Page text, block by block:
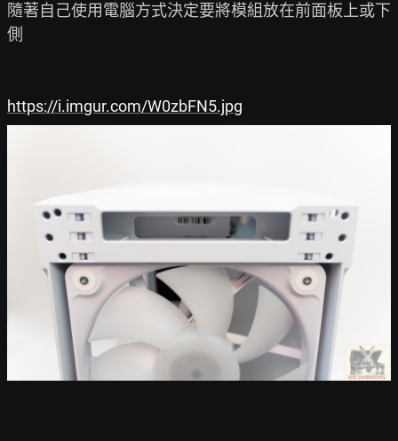
隨著自己使用電腦方式決定要將模組放在前面板上或下
側
https://i.imgur.com/W0zbFN5.jpg